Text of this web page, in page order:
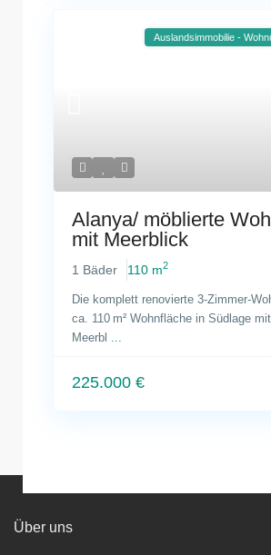
Auslandsimmobilie -
Alanya/ möblierte
mit Meerblick
1 Bäder 110 m2
Die komplett renovierte 3-Zimmer-
ca. 110 m² Wohnfläche in Südlage
Meerbl
225.000 €
Über uns